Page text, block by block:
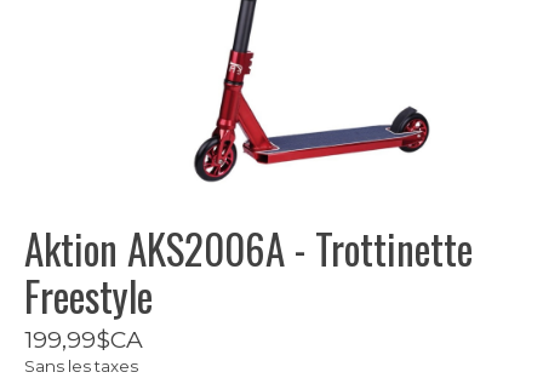
Aktion AKS2006A - Trottinette
Freestyle
199,99$CA
Sans les taxes